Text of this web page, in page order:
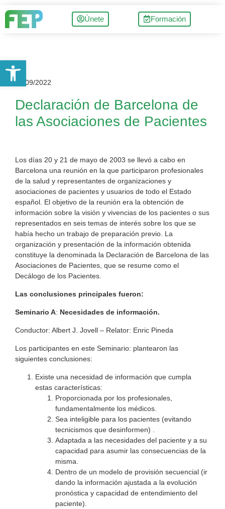
Únete Formación
24/09/2022
Declaración de Barcelona de
las Asociaciones de Pacientes
Los días 20 y 21 de mayo de 2003 se llevó a cabo en
Barcelona una reunión en la que participaron profesionales
de la salud y representantes de organizaciones y
asociaciones de pacientes y usuarios de todo el Estado
español. El objetivo de la reunión era la obtención de
información sobre la visión y vivencias de los pacientes o sus
representados en seis temas de interés sobre los que se
había hecho un trabajo de preparación previo. La
organización y presentación de la información obtenida
constituye la denominada la Declaración de Barcelona de las
Asociaciones de Pacientes, que se resume como el
Decálogo de los Pacientes.
Las conclusiones principales fueron:
Seminario A: Necesidades de información.
Conductor: Albert J. Jovell – Relator: Enric Pineda
Los participantes en este Seminario: plantearon las
siguientes conclusiones:
Existe una necesidad de información que cumpla
estas características:
Proporcionada por los profesionales,
fundamentalmente los médicos.
Sea inteligible para los pacientes (evitando
tecnicismos que desinformen) .
Adaptada a las necesidades del paciente y a su
capacidad para asumir las consecuencias de la
misma.
Dentro de un modelo de provisión secuencial (ir
dando la información ajustada a la evolución
pronóstica y capacidad de entendimiento del
paciente).
Abrir barra de herramientas